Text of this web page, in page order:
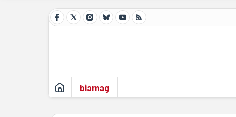
biamag